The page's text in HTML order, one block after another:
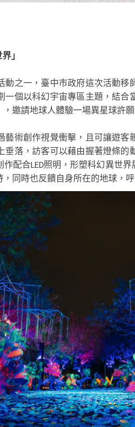
」
動之一，臺中市政府這次活動
個以科幻宇宙專區主題，結
邀請地球人體驗一場異星球許願
術創作視覺衝擊，且可讓遊
落，訪客可以藉由握著燈條
配合LED照明，形塑科幻異世
同時也反饋自身所在的地球，